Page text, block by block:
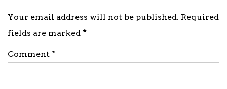
Your email address will not be published. Required
fields are marked *
Comment *